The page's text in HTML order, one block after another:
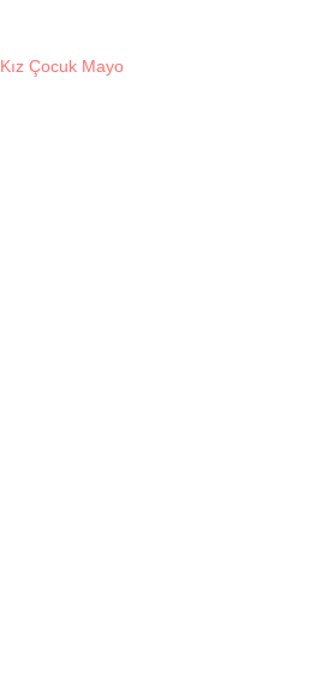
Kız Çocuk Mayo